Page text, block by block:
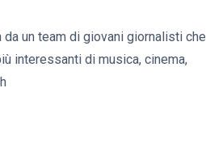
un team di giovani giornalisti che
interessanti di musica, cinema,